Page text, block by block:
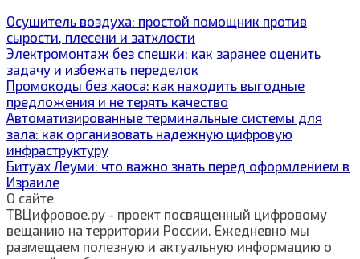
Осушитель воздуха: простой помощник против
сырости, плесени и затхлости
Электромонтаж без спешки: как заранее оценить
задачу и избежать переделок
Промокоды без хаоса: как находить выгодные
предложения и не терять качество
Автоматизированные терминальные системы для
зала: как организовать надежную цифровую
инфраструктуру
Битуах Леуми: что важно знать перед оформлением в
Израиле
О сайте
ТВЦифровое.ру - проект посвященный цифровому
вещанию на территории России. Ежедневно мы
размещаем полезную и актуальную информацию о